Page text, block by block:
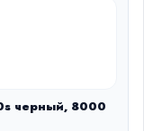
черный, 8000